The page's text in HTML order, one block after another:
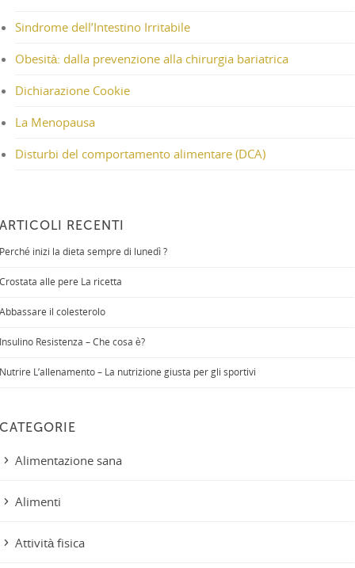
Sindrome dell’Intestino Irritabile
Obesità: dalla prevenzione alla chirurgia bariatrica
Dichiarazione Cookie
La Menopausa
Disturbi del comportamento alimentare (DCA)
ARTICOLI RECENTI
Perché inizi la dieta sempre di lunedì ?
Crostata alle pere La ricetta
Abbassare il colesterolo
Insulino Resistenza – Che cosa è?
Nutrire L’allenamento – La nutrizione giusta per gli sportivi
CATEGORIE
Alimentazione sana
Alimenti
Attività fisica